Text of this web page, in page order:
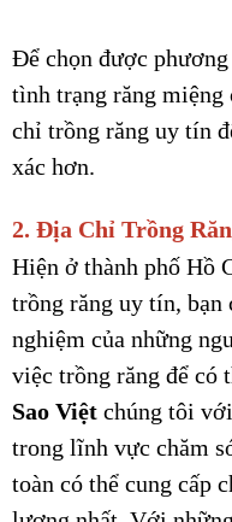
Để chọn được
tình trạng răng miệng
chỉ trồng răng uy tín
xác hơn.
2. Địa Chỉ Trồng
Hiện ở thành phố Hồ
trồng răng uy tín, bạn
nghiệm của những
việc trồng răng để có
Sao Việt chúng tôi
trong lĩnh vực chăm
toàn có thể cung cấp